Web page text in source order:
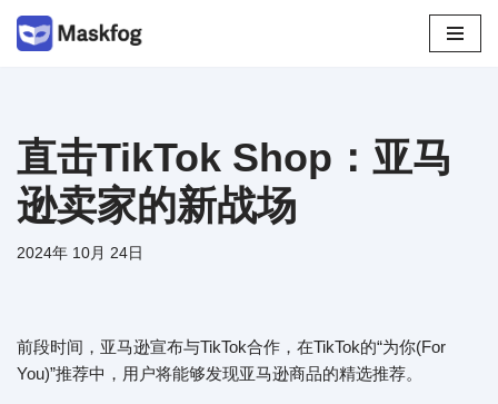
文
直击TikTok Shop：亚马
逊卖家的新战场
2024年 10月 24日
前段时间，亚马逊宣布与TikTok合作，在TikTok的“为你(For
You)”推荐中，用户将能够发现亚马逊商品的精选推荐。